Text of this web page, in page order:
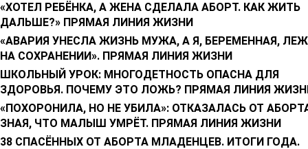
«ХОТЕЛ РЕБЁНКА, А ЖЕНА СДЕЛАЛА АБОРТ. КАК ЖИТЬ
ДАЛЬШЕ?» ПРЯМАЯ ЛИНИЯ ЖИЗНИ
«АВАРИЯ УНЕСЛА ЖИЗНЬ МУЖА, А Я, БЕРЕМЕННАЯ,
НА СОХРАНЕНИИ». ПРЯМАЯ ЛИНИЯ ЖИЗНИ
ШКОЛЬНЫЙ УРОК: МНОГОДЕТНОСТЬ ОПАСНА ДЛЯ
ЗДОРОВЬЯ. ПОЧЕМУ ЭТО ЛОЖЬ? ПРЯМАЯ ЛИНИЯ
«ПОХОРОНИЛА, НО НЕ УБИЛА»: ОТКАЗАЛАСЬ ОТ
ЗНАЯ, ЧТО МАЛЫШ УМРЁТ. ПРЯМАЯ ЛИНИЯ ЖИЗНИ
38 СПАСЁННЫХ ОТ АБОРТА МЛАДЕНЦЕВ. ИТОГИ ГОДА.